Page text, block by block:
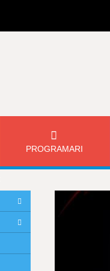
PROGRAMARI